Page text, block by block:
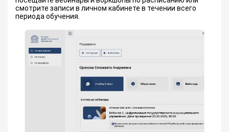
смотрите записи в личном кабинете в течении всего
периода обучения.